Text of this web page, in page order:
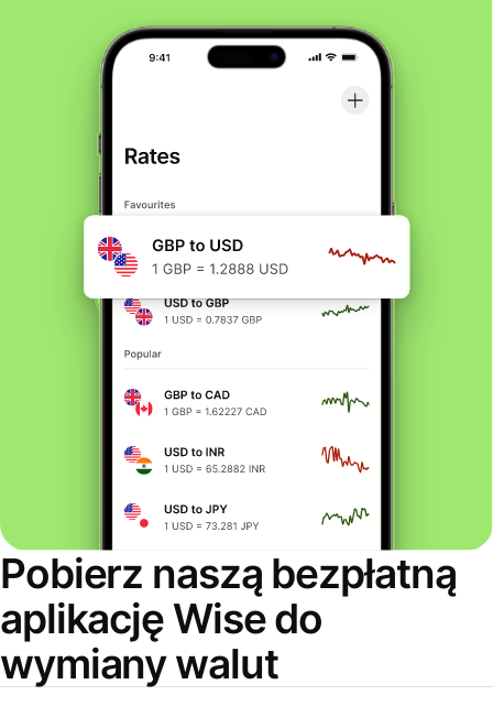
Pobierz naszą bezpłatną
aplikację Wise do
wymiany walut